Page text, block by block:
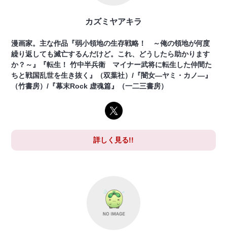
カズミヤアキラ
漫画家。主な作品『弱小領地の生存戦略！ ～俺の領地が何度
繰り返しても滅亡するんだけど。これ、どうしたら助かります
か？～』『転生！ 竹中半兵衛 マイナー武将に転生した仲間た
ちと戦国乱世を生き抜く』（双葉社）/『闇女―ヤミ・カノ―』
（竹書房）/『幕末Rock 虚魂篇』（一二三書房）
詳しく見る!!